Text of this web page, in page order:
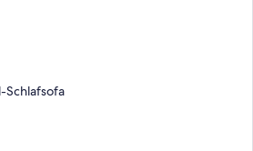
Schlafsofa